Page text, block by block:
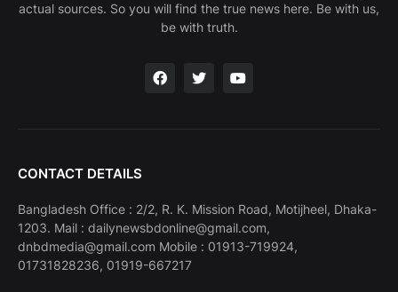
actual sources. So you will find the true news here. Be with us,
be with truth.
CONTACT DETAILS
Bangladesh Office : 2/2, R. K. Mission Road, Motijheel, Dhaka-
1203. Mail : dailynewsbdonline@gmail.com,
dnbdmedia@gmail.com Mobile : 01913-719924,
01731828236, 01919-667217